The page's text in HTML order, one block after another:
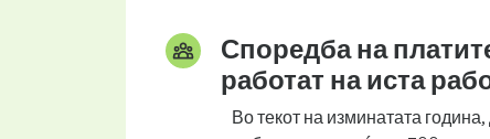
Споредба на
работат на иста
Во текот на изминатата година,